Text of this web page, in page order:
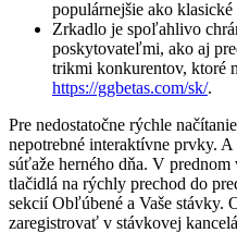
populárnejšie ako klasické
Zrkadlo je spoľahlivo
poskytovateľmi, ako aj
trikmi konkurentov, ktoré
https://ggbetas.com/sk/.
Pre nedostatočne rýchle
nepotrebné interaktívne prvky.
súťaže herného dňa. V
tlačidlá na rýchly prechod do
sekcií Obľúbené a Vaše stávky.
zaregistrovať v stávkovej